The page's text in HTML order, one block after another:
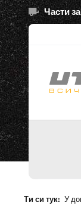
Части
Ти си тук: У